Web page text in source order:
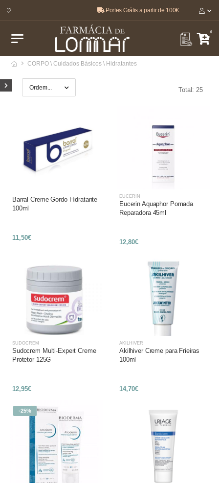
O melhor, pela sua saúde e bem-estar 🤍
Portes Grátis a partir de 100€
0
CORPO \ Cuidados Básicos \ Hidratantes
Total: 25
Barral Creme Gordo Hidratante
100ml
11,50€
EUCERIN
Eucerin Aquaphor Pomada
Reparadora 45ml
12,80€
SUDOCREM
Sudocrem Multi-Expert Creme
Protetor 125G
12,95€
AKILHIVER
Akilhiver Creme para Frieiras
100ml
14,70€
-25%